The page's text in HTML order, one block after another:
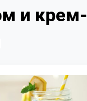
и крем-